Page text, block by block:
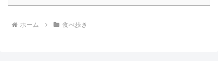
ホーム 食べ歩き